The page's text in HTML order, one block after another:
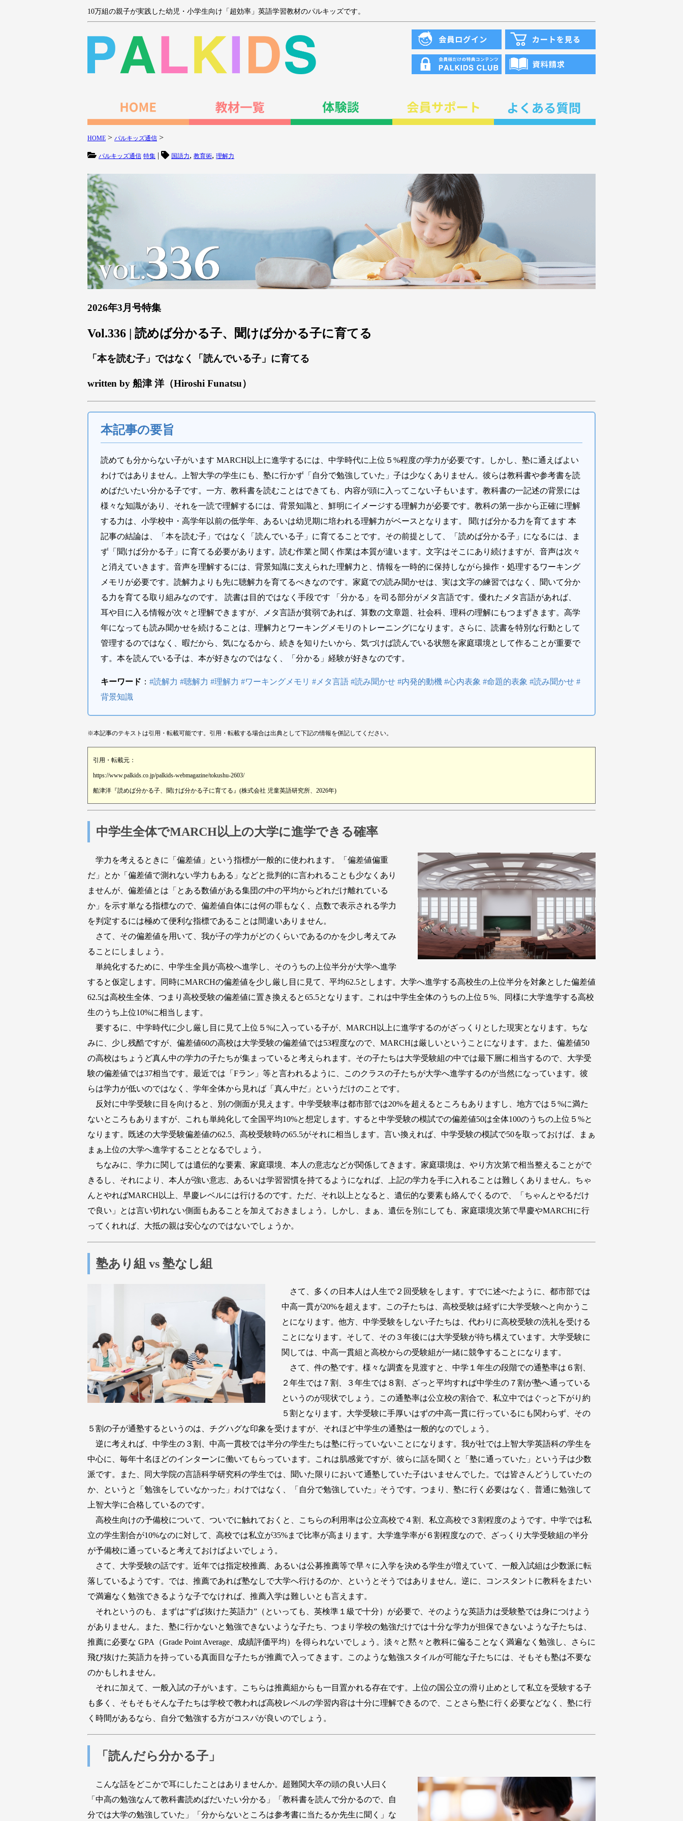
10万組の親子が実践した幼児・小学生向け「超効率」英語学習教材のパルキッズです。
HOME > パルキッズ通信 >
パルキッズ通信 特集 | 国語力, 教育術, 理解力
2026年3月号特集
Vol.336 | 読めば分かる子、聞けば分かる子に育てる
「本を読む子」ではなく「読んでいる子」に育てる
written by 船津 洋（Hiroshi Funatsu）
本記事の要旨
読めても分からない子がいます MARCH以上に進学するには、中学時代に上位５%程度の学力が必要です。しかし、塾に通えばよい
わけではありません。上智大学の学生にも、塾に行かず「自分で勉強していた」子は少なくありません。彼らは教科書や参考書を読
めばだいたい分かる子です。一方、教科書を読むことはできても、内容が頭に入ってこない子もいます。教科書の一記述の背景には
様々な知識があり、それを一読で理解するには、背景知識と、鮮明にイメージする理解力が必要です。教科の第一歩から正確に理解
する力は、小学校中・高学年以前の低学年、あるいは幼児期に培われる理解力がベースとなります。 聞けば分かる力を育てます 本
記事の結論は、「本を読む子」ではなく「読んでいる子」に育てることです。その前提として、「読めば分かる子」になるには、ま
ず「聞けば分かる子」に育てる必要があります。読む作業と聞く作業は本質が違います。文字はそこにあり続けますが、音声は次々
と消えていきます。音声を理解するには、背景知識に支えられた理解力と、情報を一時的に保持しながら操作・処理するワーキング
メモリが必要です。読解力よりも先に聴解力を育てるべきなのです。家庭での読み聞かせは、実は文字の練習ではなく、聞いて分か
る力を育てる取り組みなのです。 読書は目的ではなく手段です 「分かる」を司る部分がメタ言語です。優れたメタ言語があれば、
耳や目に入る情報が次々と理解できますが、メタ言語が貧弱であれば、算数の文章題、社会科、理科の理解にもつまずきます。高学
年になっても読み聞かせを続けることは、理解力とワーキングメモリのトレーニングになります。さらに、読書を特別な行動として
管理するのではなく、暇だから、気になるから、続きを知りたいから、気づけば読んでいる状態を家庭環境として作ることが重要で
す。本を読んでいる子は、本が好きなのではなく、「分かる」経験が好きなのです。
キーワード ： #読解力 #聴解力 #理解力 #ワーキングメモリ #メタ言語 #読み聞かせ #内発的動機 #心内表象 #命題的表象 #読み聞かせ #
背景知識
※本記事のテキストは引用・転載可能です。引用・転載する場合は出典として下記の情報を併記してください。
引用・転載元：
https://www.palkids.co.jp/palkids-webmagazine/tokushu-2603/
船津洋『読めば分かる子、聞けば分かる子に育てる』(株式会社 児童英語研究所、2026年)
中学生全体でMARCH以上の大学に進学できる確率
学力を考えるときに「偏差値」という指標が一般的に使われます。「偏差値偏重
だ」とか「偏差値で測れない学力もある」などと批判的に言われることも少なくあり
ませんが、偏差値とは「とある数値がある集団の中の平均からどれだけ離れている
か」を示す単なる指標なので、偏差値自体には何の罪もなく、点数で表示される学力
を判定するには極めて便利な指標であることは間違いありません。
さて、その偏差値を用いて、我が子の学力がどのくらいであるのかを少し考えてみ
ることにしましょう。
単純化するために、中学生全員が高校へ進学し、そのうちの上位半分が大学へ進学
すると仮定します。同時にMARCHの偏差値を少し厳し目に見て、平均62.5とします。大学へ進学する高校生の上位半分を対象とした偏差値
62.5は高校生全体、つまり高校受験の偏差値に置き換えると65.5となります。これは中学生全体のうちの上位５%、同様に大学進学する高校
生のうち上位10%に相当します。
要するに、中学時代に少し厳し目に見て上位５%に入っている子が、MARCH以上に進学するのがざっくりとした現実となります。ちな
みに、少し残酷ですが、偏差値60の高校は大学受験の偏差値では53程度なので、MARCHは厳しいということになります。また、偏差値50
の高校はちょうど真ん中の学力の子たちが集まっていると考えられます。その子たちは大学受験組の中では最下層に相当するので、大学受
験の偏差値では37相当です。最近では「Fラン」等と言われるように、このクラスの子たちが大学へ進学するのが当然になっています。彼
らは学力が低いのではなく、学年全体から見れば「真ん中だ」というだけのことです。
反対に中学受験に目を向けると、別の側面が見えます。中学受験率は都市部では20%を超えるところもありますし、地方では５%に満た
ないところもありますが、これも単純化して全国平均10%と想定します。すると中学受験の模試での偏差値50は全体100のうちの上位５%と
なります。既述の大学受験偏差値の62.5、高校受験時の65.5がそれに相当します。言い換えれば、中学受験の模試で50を取っておけば、まぁ
まぁ上位の大学へ進学することとなるでしょう。
ちなみに、学力に関しては遺伝的な要素、家庭環境、本人の意志などが関係してきます。家庭環境は、やり方次第で相当整えることがで
きるし、それにより、本人が強い意志、あるいは学習習慣を持てるようになれば、上記の学力を手に入れることは難しくありません。ちゃ
んとやればMARCH以上、早慶レベルには行けるのです。ただ、それ以上となると、遺伝的な要素も絡んでくるので、「ちゃんとやるだけ
で良い」とは言い切れない側面もあることを加えておきましょう。しかし、まぁ、遺伝を別にしても、家庭環境次第で早慶やMARCHに行
ってくれれば、大抵の親は安心なのではないでしょうか。
塾あり組 vs 塾なし組
さて、多くの日本人は人生で２回受験をします。すでに述べたように、都市部では
中高一貫が20%を超えます。この子たちは、高校受験は経ずに大学受験へと向かうこ
とになります。他方、中学受験をしない子たちは、代わりに高校受験の洗礼を受ける
ことになります。そして、その３年後には大学受験が待ち構えています。大学受験に
関しては、中高一貫組と高校からの受験組が一緒に競争することになります。
さて、件の塾です。様々な調査を見渡すと、中学１年生の段階での通塾率は６割、
２年生では７割、３年生では８割、ざっと平均すれば中学生の７割が塾へ通っている
というのが現状でしょう。この通塾率は公立校の割合で、私立中ではぐっと下がり約
５割となります。大学受験に手厚いはずの中高一貫に行っているにも関わらず、その
５割の子が通塾するというのは、チグハグな印象を受けますが、それほど中学生の通塾は一般的なのでしょう。
逆に考えれば、中学生の３割、中高一貫校では半分の学生たちは塾に行っていないことになります。我が社では上智大学英語科の学生を
中心に、毎年十名ほどのインターンに働いてもらっています。これは肌感覚ですが、彼らに話を聞くと「塾に通っていた」という子は少数
派です。また、同大学院の言語科学研究科の学生では、聞いた限りにおいて通塾していた子はいませんでした。では皆さんどうしていたの
か、というと「勉強をしていなかった」わけではなく、「自分で勉強していた」そうです。つまり、塾に行く必要はなく、普通に勉強して
上智大学に合格しているのです。
高校生向けの予備校について、ついでに触れておくと、こちらの利用率は公立高校で４割、私立高校で３割程度のようです。中学では私
立の学生割合が10%なのに対して、高校では私立が35%まで比率が高まります。大学進学率が６割程度なので、ざっくり大学受験組の半分
が予備校に通っていると考えておけばよいでしょう。
さて、大学受験の話です。近年では指定校推薦、あるいは公募推薦等で早々に入学を決める学生が増えていて、一般入試組は少数派に転
落しているようです。では、推薦であれば塾なしで大学へ行けるのか、というとそうではありません。逆に、コンスタントに教科をまたい
で満遍なく勉強できるような子でなければ、推薦入学は難しいとも言えます。
それというのも、まずは”ずば抜けた英語力”（といっても、英検準１級で十分）が必要で、そのような英語力は受験塾では身につけよう
がありません。また、塾に行かないと勉強できないような子たち、つまり学校の勉強だけでは十分な学力が担保できないような子たちは、
推薦に必要な GPA（Grade Point Average、成績評価平均）を得られないでしょう。淡々と黙々と教科に偏ることなく満遍なく勉強し、さらに
飛び抜けた英語力を持っている真面目な子たちが推薦で入ってきます。このような勉強スタイルが可能な子たちには、そもそも塾は不要な
のかもしれません。
それに加えて、一般入試の子がいます。こちらは推薦組からも一目置かれる存在です。上位の国公立の滑り止めとして私立を受験する子
も多く、そもそもそんな子たちは学校で教われば高校レベルの学習内容は十分に理解できるので、ことさら塾に行く必要などなく、塾に行
く時間があるなら、自分で勉強する方がコスパが良いのでしょう。
「読んだら分かる子」
こんな話をどこかで耳にしたことはありませんか。超難関大卒の頭の良い人曰く
「中高の勉強なんて教科書読めばだいたい分かる」「教科書を読んで分かるので、自
分では大学の勉強していた」「分からないところは参考書に当たるか先生に聞く」な